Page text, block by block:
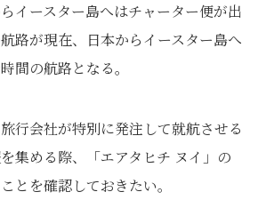
イースター島へはチャーター便が出
路が現在、日本からイースター島へ
間の航路となる。
行会社が特別に発注して就航させる
集める際、「エアタヒチ ヌイ」の
とを確認しておきたい。